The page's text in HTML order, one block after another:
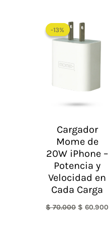
-13%
-13%
Cargador
Mome de
20W iPhone –
Potencia y
Velocidad en
Cada Carga
$70.000
precio
era:
$ 60.900